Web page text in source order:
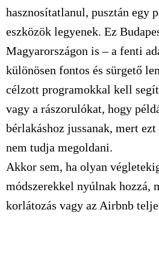
hasznosítatlanul, pusztán egy
eszközök legyenek. Ez
Magyarországon is – a fenti
különösen fontos és sürgető
célzott programokkal kell
vagy a rászorulókat, hogy
bérlakáshoz jussanak, mert ezt
nem tudja megoldani.
Akkor sem, ha olyan
módszerekkel nyúlnak hozzá,
korlátozás vagy az Airbnb